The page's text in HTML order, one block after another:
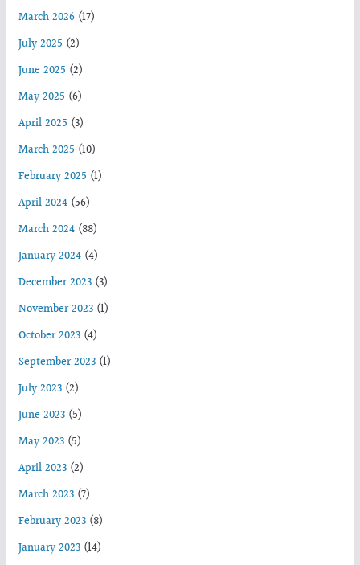
March 2026(17)
July 2025 (2)
June 2025 (2)
May 2025 (6)
April 2025 (3)
March 2025 (10)
February 2025 (1)
April 2024(56)
March 2024(88)
January 2024(4)
December 2023(3)
November 2023(1)
October 2023(4)
September 2023(1)
July 2023(2)
June 2023(5)
May 2023(5)
April 2023(2)
March 2023(7)
February 2023(8)
January 2023(14)